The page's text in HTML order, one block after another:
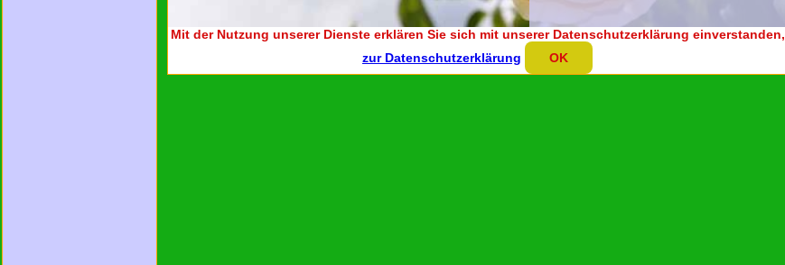
Mit der Nutzung unserer Dienste erklären Sie sich mit unserer Datenschutzerklärung einverstanden,
zur Datenschutzerklärung
OK